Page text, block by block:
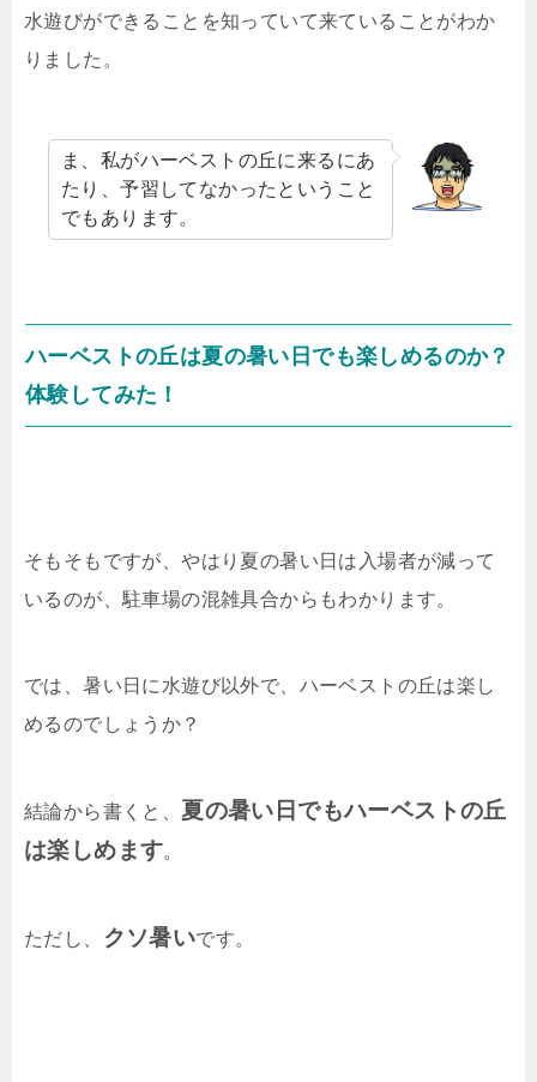
水遊びができることを知っていて来ていることがわか
りました。
ま、私がハーベストの丘に来るにあ
たり、予習してなかったということ
でもあります。
ハーベストの丘は夏の暑い日でも楽しめるのか？
体験してみた！
そもそもですが、やはり夏の暑い日は入場者が減って
いるのが、駐車場の混雑具合からもわかります。
では、暑い日に水遊び以外で、ハーベストの丘は楽し
めるのでしょうか？
結論から書くと、 夏の暑い日でもハーベストの丘
は楽しめます。
ただし、 クソ暑いです。